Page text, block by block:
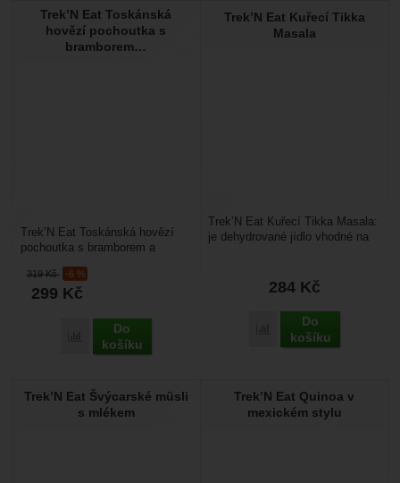
Trek’N Eat Toskánská
hovězí pochoutka s
bramborem…
319Kč -6 %
299 Kč
Přidat 'Trek’N Eat Toskánská hovězí pochoutka s
Do
košíku
Trek’N Eat Toskánská hovězí
pochoutka s bramborem a
vhodné na cestování...
Trek’N Eat Kuřecí Tikka
Masala
284 Kč
Přidat 'Trek’N Eat
Do
košíku
Trek’N Eat Kuřecí Tikka Masala:
je dehydrované jídlo vhodné na
Trek’N Eat Švýcarské müsli
s mlékem
Trek’N Eat Quinoa v
mexickém stylu